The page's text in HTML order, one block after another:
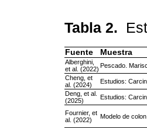
Tabla 2.
Fuente Muestra
Alberghini,
et al. (2022) Pescado.
Cheng, et
al. (2024)
Estudios:
Deng, et al.
(2025)
Estudios:
Fournier, et
al. (2022)
Modelo de